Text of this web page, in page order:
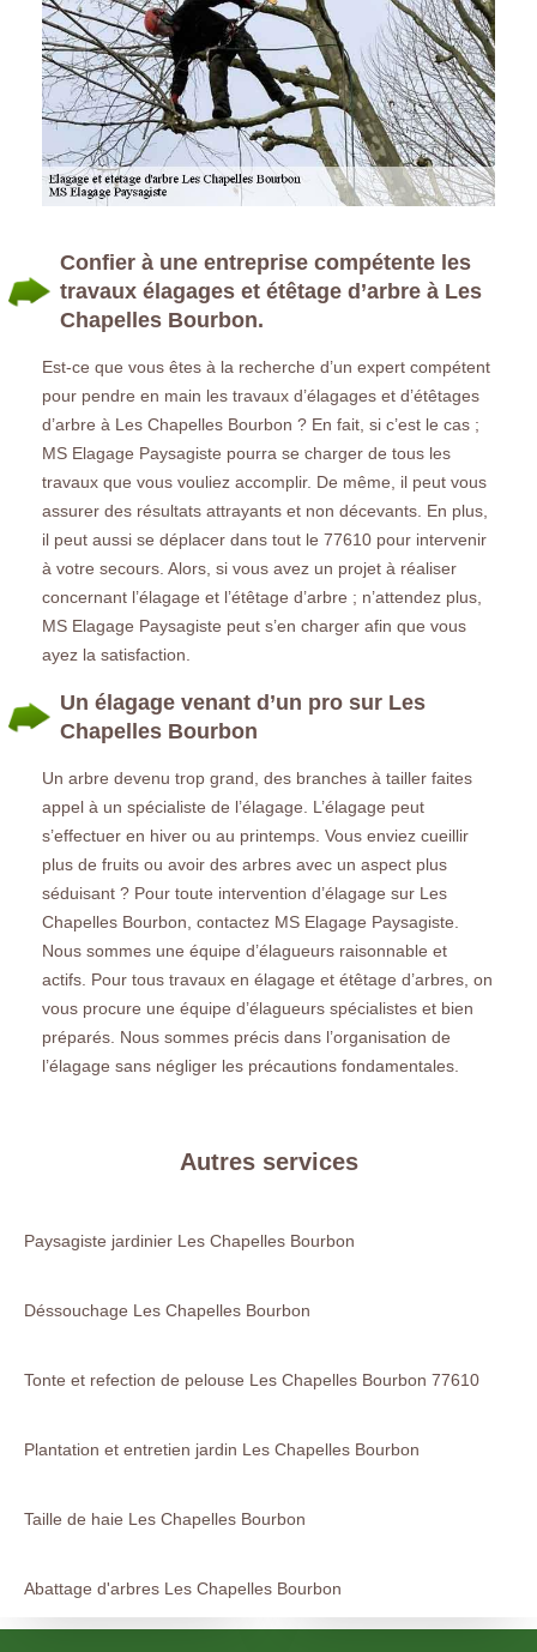
Confier à une entreprise compétente les
travaux élagages et étêtage d’arbre à Les
Chapelles Bourbon.
Est-ce que vous êtes à la recherche d’un expert compétent
pour pendre en main les travaux d’élagages et d’étêtages
d’arbre à Les Chapelles Bourbon ? En fait, si c’est le cas ;
MS Elagage Paysagiste pourra se charger de tous les
travaux que vous vouliez accomplir. De même, il peut vous
assurer des résultats attrayants et non décevants. En plus,
il peut aussi se déplacer dans tout le 77610 pour intervenir
à votre secours. Alors, si vous avez un projet à réaliser
concernant l’élagage et l’étêtage d’arbre ; n’attendez plus,
MS Elagage Paysagiste peut s’en charger afin que vous
ayez la satisfaction.
Un élagage venant d’un pro sur Les
Chapelles Bourbon
Un arbre devenu trop grand, des branches à tailler faites
appel à un spécialiste de l’élagage. L’élagage peut
s’effectuer en hiver ou au printemps. Vous enviez cueillir
plus de fruits ou avoir des arbres avec un aspect plus
séduisant ? Pour toute intervention d’élagage sur Les
Chapelles Bourbon, contactez MS Elagage Paysagiste.
Nous sommes une équipe d’élagueurs raisonnable et
actifs. Pour tous travaux en élagage et étêtage d’arbres, on
vous procure une équipe d’élagueurs spécialistes et bien
préparés. Nous sommes précis dans l’organisation de
l’élagage sans négliger les précautions fondamentales.
Autres services
Paysagiste jardinier Les Chapelles Bourbon
Déssouchage Les Chapelles Bourbon
Tonte et refection de pelouse Les Chapelles Bourbon 77610
Plantation et entretien jardin Les Chapelles Bourbon
Taille de haie Les Chapelles Bourbon
Abattage d'arbres Les Chapelles Bourbon